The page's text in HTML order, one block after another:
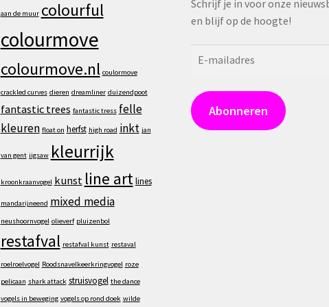
aan de muur colourful
colourmove
colourmove.nl coulormove
crackled curves dieren dreamliner duizendpoot
fantastic trees fantastic tress felle
kleuren float on herfst high road inkt jan
van gent jigsaw kleurrijk
kroonkraanvogel kunst line art lines
mandarijneend mixed media
neushoornvogel olieverf pluizenbol
restafval restafval kunst restaval
roelroelvogel Roodsnavelkeerkringvogel roze
pelicaan shark attack struisvogel the dance
vogels in beweging vogels op rond doek wilde
Schrijf je in voor onze
en blijf op de hoogte!
Abonneren